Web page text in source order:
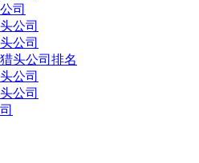
司
公司
公司
头公司排名
公司
公司